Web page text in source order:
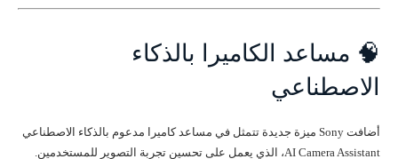
🧠 مساعد الكاميرا بالذكاء
الاصطناعي
أضافت Sony ميزة جديدة تتمثل في مساعد كاميرا مدعوم بالذكاء الاصطناعي
AI Camera Assistant، الذي يعمل على تحسين تجربة التصوير للمستخدمين.